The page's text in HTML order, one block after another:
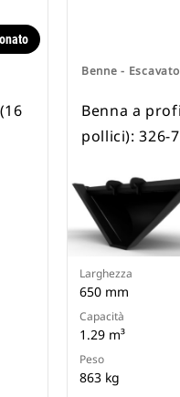
Benne -
Benna a
pollici): 326-
Larghezza
650 mm
Capacità
1.29 m³
Peso
863 kg